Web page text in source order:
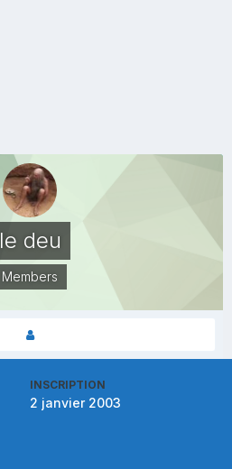
le deu
Members
INSCRIPTION
2 janvier 2003